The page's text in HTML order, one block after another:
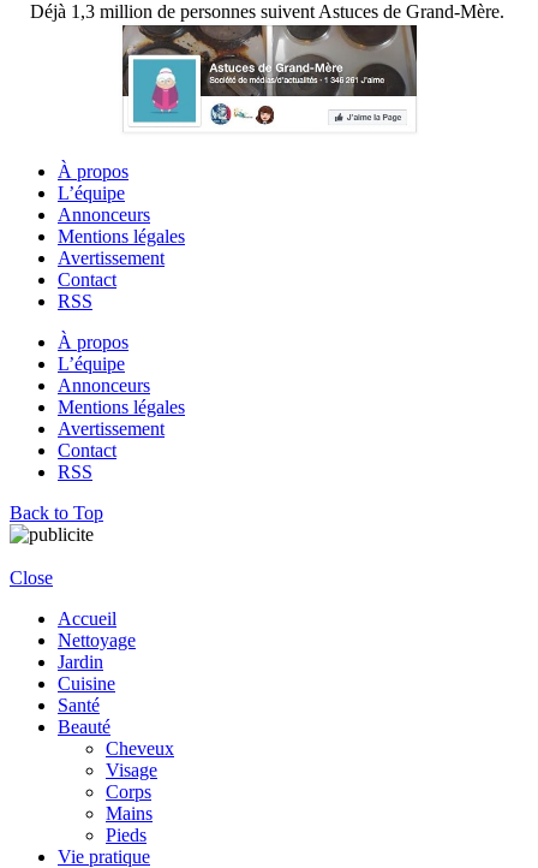
Déjà 1,3 million de personnes suivent Astuces de Grand-Mère.
À propos
L’équipe
Annonceurs
Mentions légales
Avertissement
Contact
RSS
À propos
L’équipe
Annonceurs
Mentions légales
Avertissement
Contact
RSS
Back to Top
Close
Accueil
Nettoyage
Jardin
Cuisine
Santé
Beauté
Cheveux
Visage
Corps
Mains
Pieds
Vie pratique